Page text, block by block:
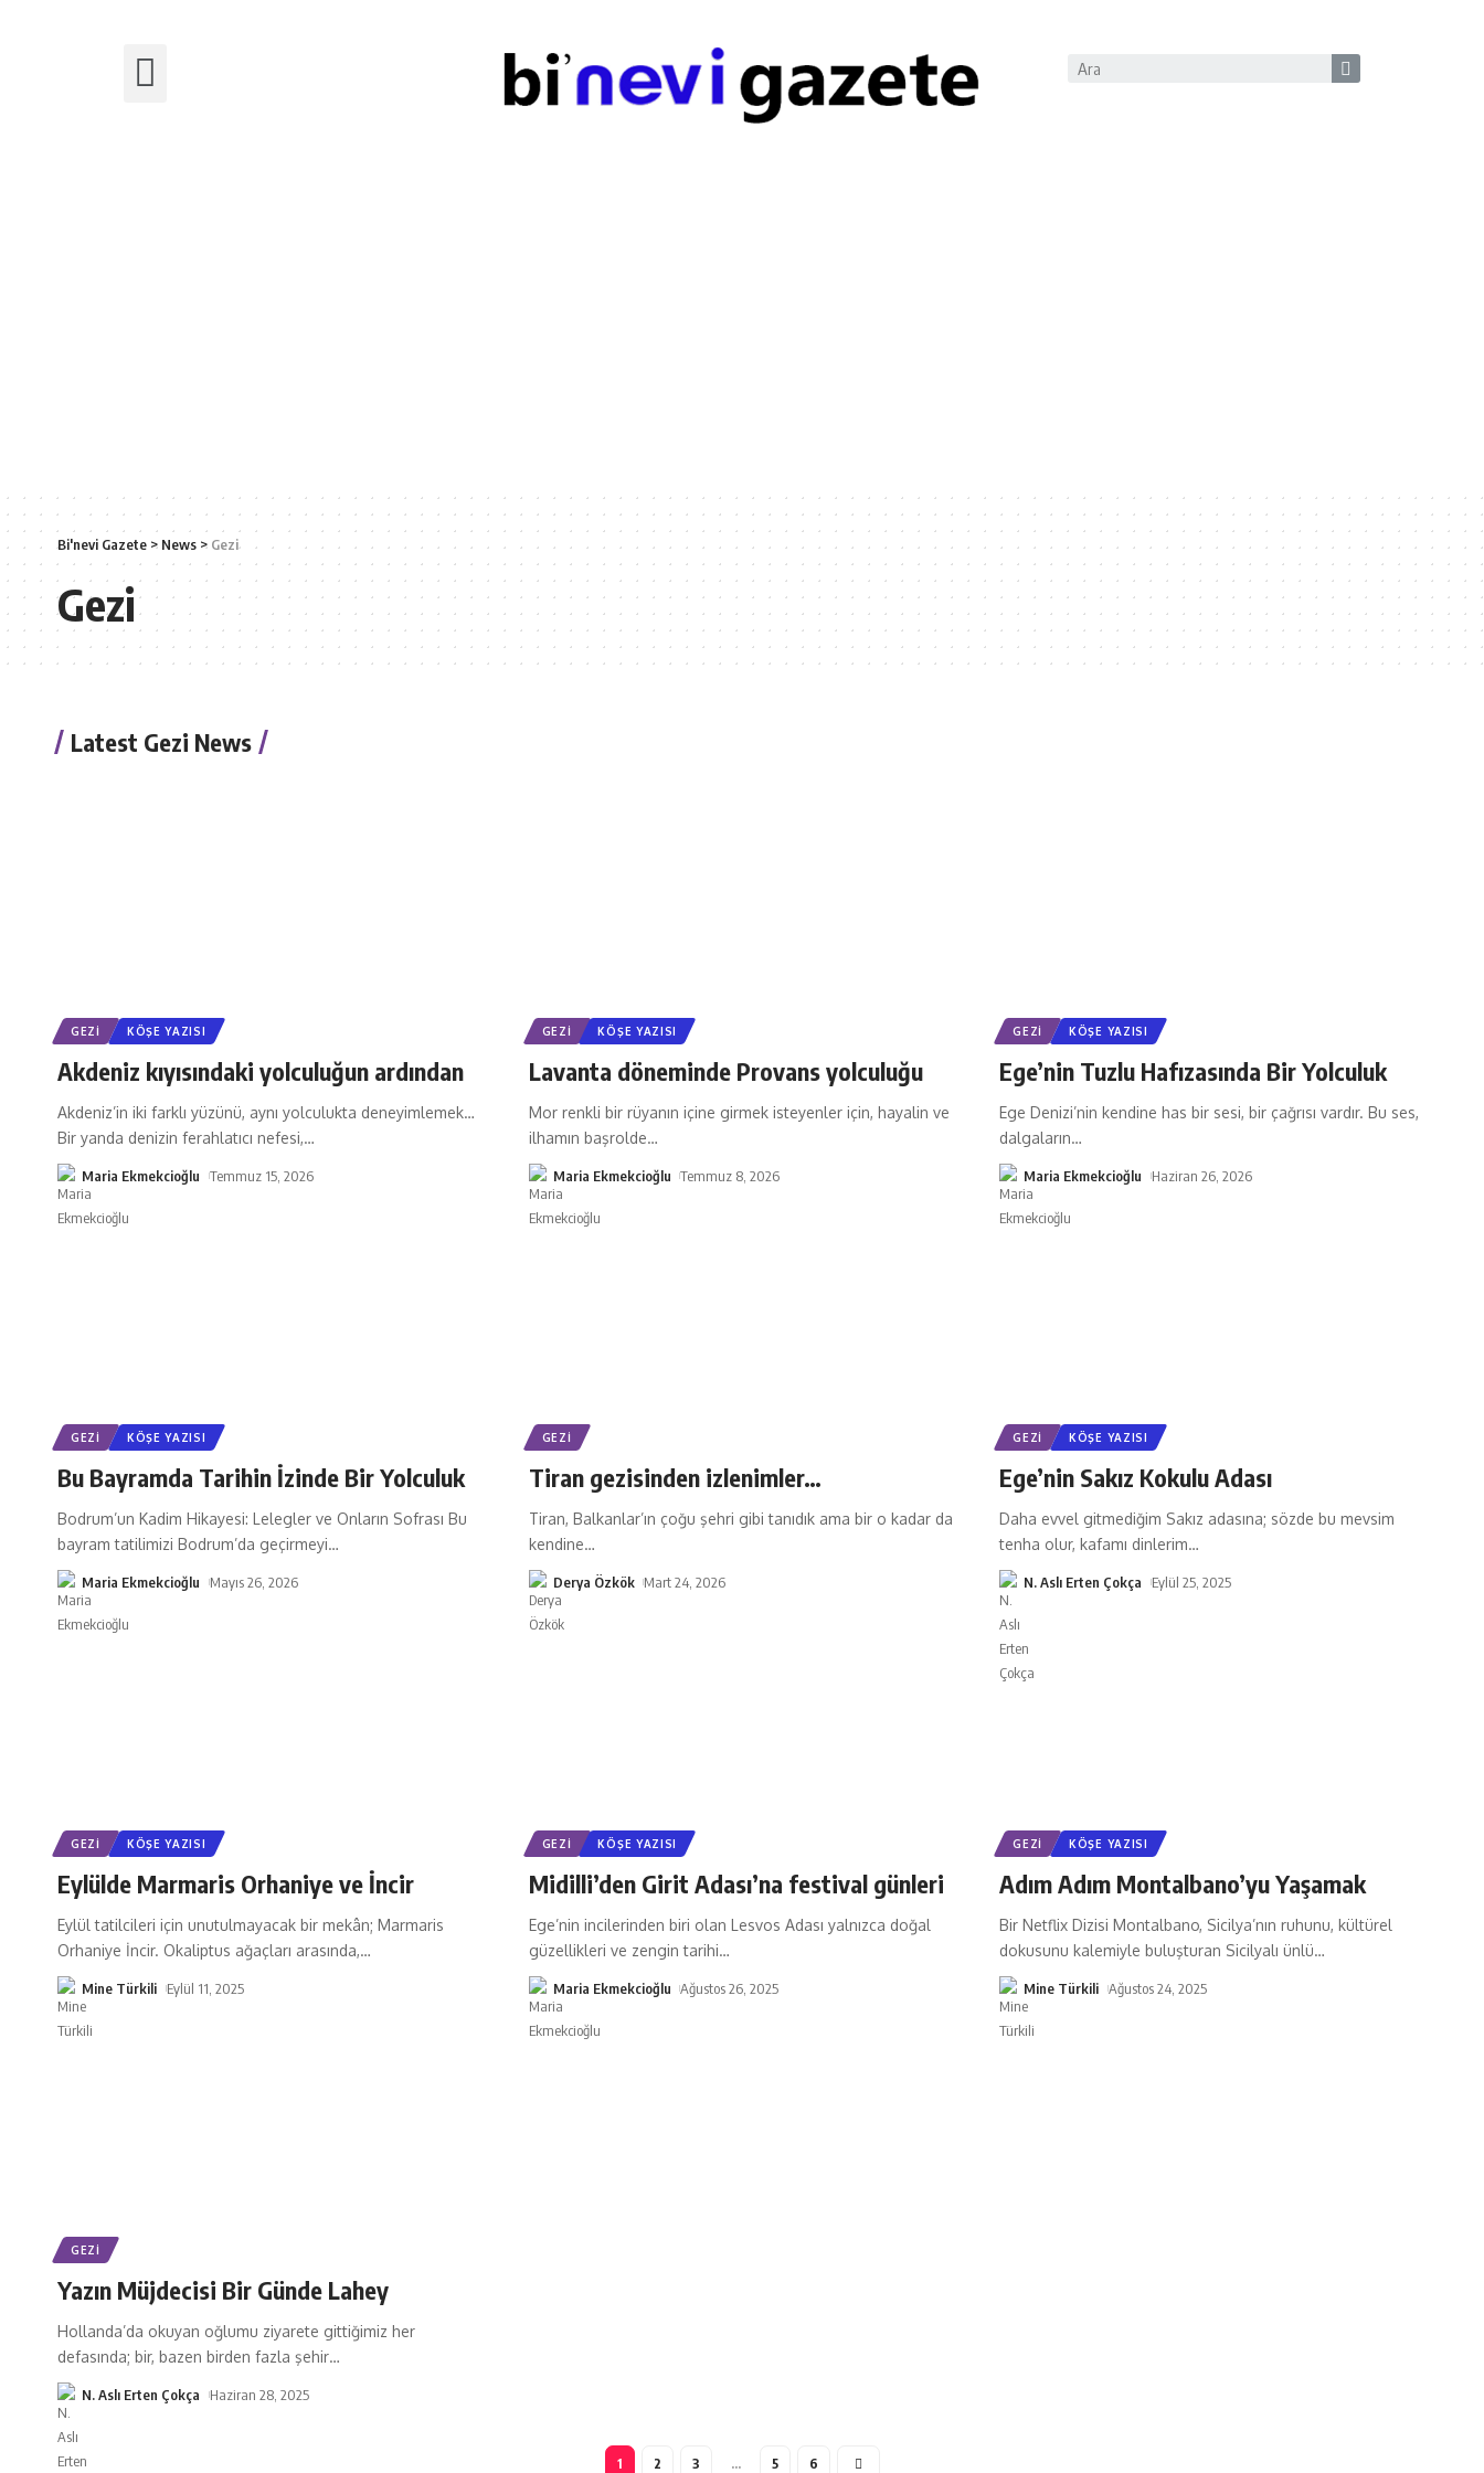
Bi'nevi Gazete > News > Gezi
Gezi
Latest Gezi News
GEZI KÖŞE YAZISI
Akdeniz kıyısındaki yolculuğun ardından
Akdeniz’in iki farklı yüzünü, aynı yolculukta deneyimlemek…
Bir yanda denizin ferahlatıcı nefesi,…
Maria Ekmekcioğlu Temmuz 15, 2026
GEZI KÖŞE YAZISI
Lavanta döneminde Provans yolculuğu
Mor renkli bir rüyanın içine girmek isteyenler için, hayalin ve
ilhamın başrolde…
Maria Ekmekcioğlu Temmuz 8, 2026
GEZI KÖŞE YAZISI
Ege’nin Tuzlu Hafızasında Bir Yolculuk
Ege Denizi’nin kendine has bir sesi, bir çağrısı vardır. Bu ses,
dalgaların…
Maria Ekmekcioğlu Haziran 26, 2026
GEZI KÖŞE YAZISI
Bu Bayramda Tarihin İzinde Bir Yolculuk
Bodrum’un Kadim Hikayesi: Lelegler ve Onların Sofrası Bu
bayram tatilimizi Bodrum’da geçirmeyi…
Maria Ekmekcioğlu Mayıs 26, 2026
GEZI
Tiran gezisinden izlenimler…
Tiran, Balkanlar’ın çoğu şehri gibi tanıdık ama bir o kadar da
kendine…
Derya Özkök Mart 24, 2026
GEZI KÖŞE YAZISI
Ege’nin Sakız Kokulu Adası
Daha evvel gitmediğim Sakız adasına; sözde bu mevsim
tenha olur, kafamı dinlerim…
N. Aslı Erten Çokça Eylül 25, 2025
GEZI KÖŞE YAZISI
Eylülde Marmaris Orhaniye ve İncir
Eylül tatilcileri için unutulmayacak bir mekân; Marmaris
Orhaniye İncir. Okaliptus ağaçları arasında,…
Mine Türkili Eylül 11, 2025
GEZI KÖŞE YAZISI
Midilli’den Girit Adası’na festival günleri
Ege’nin incilerinden biri olan Lesvos Adası yalnızca doğal
güzellikleri ve zengin tarihi…
Maria Ekmekcioğlu Ağustos 26, 2025
GEZI KÖŞE YAZISI
Adım Adım Montalbano’yu Yaşamak
Bir Netflix Dizisi Montalbano, Sicilya’nın ruhunu, kültürel
dokusunu kalemiyle buluşturan Sicilyalı ünlü…
Mine Türkili Ağustos 24, 2025
GEZI
Yazın Müjdecisi Bir Günde Lahey
Hollanda’da okuyan oğlumu ziyarete gittiğimiz her
defasında; bir, bazen birden fazla şehir…
N. Aslı Erten Çokça Haziran 28, 2025
1 2 3 … 5 6